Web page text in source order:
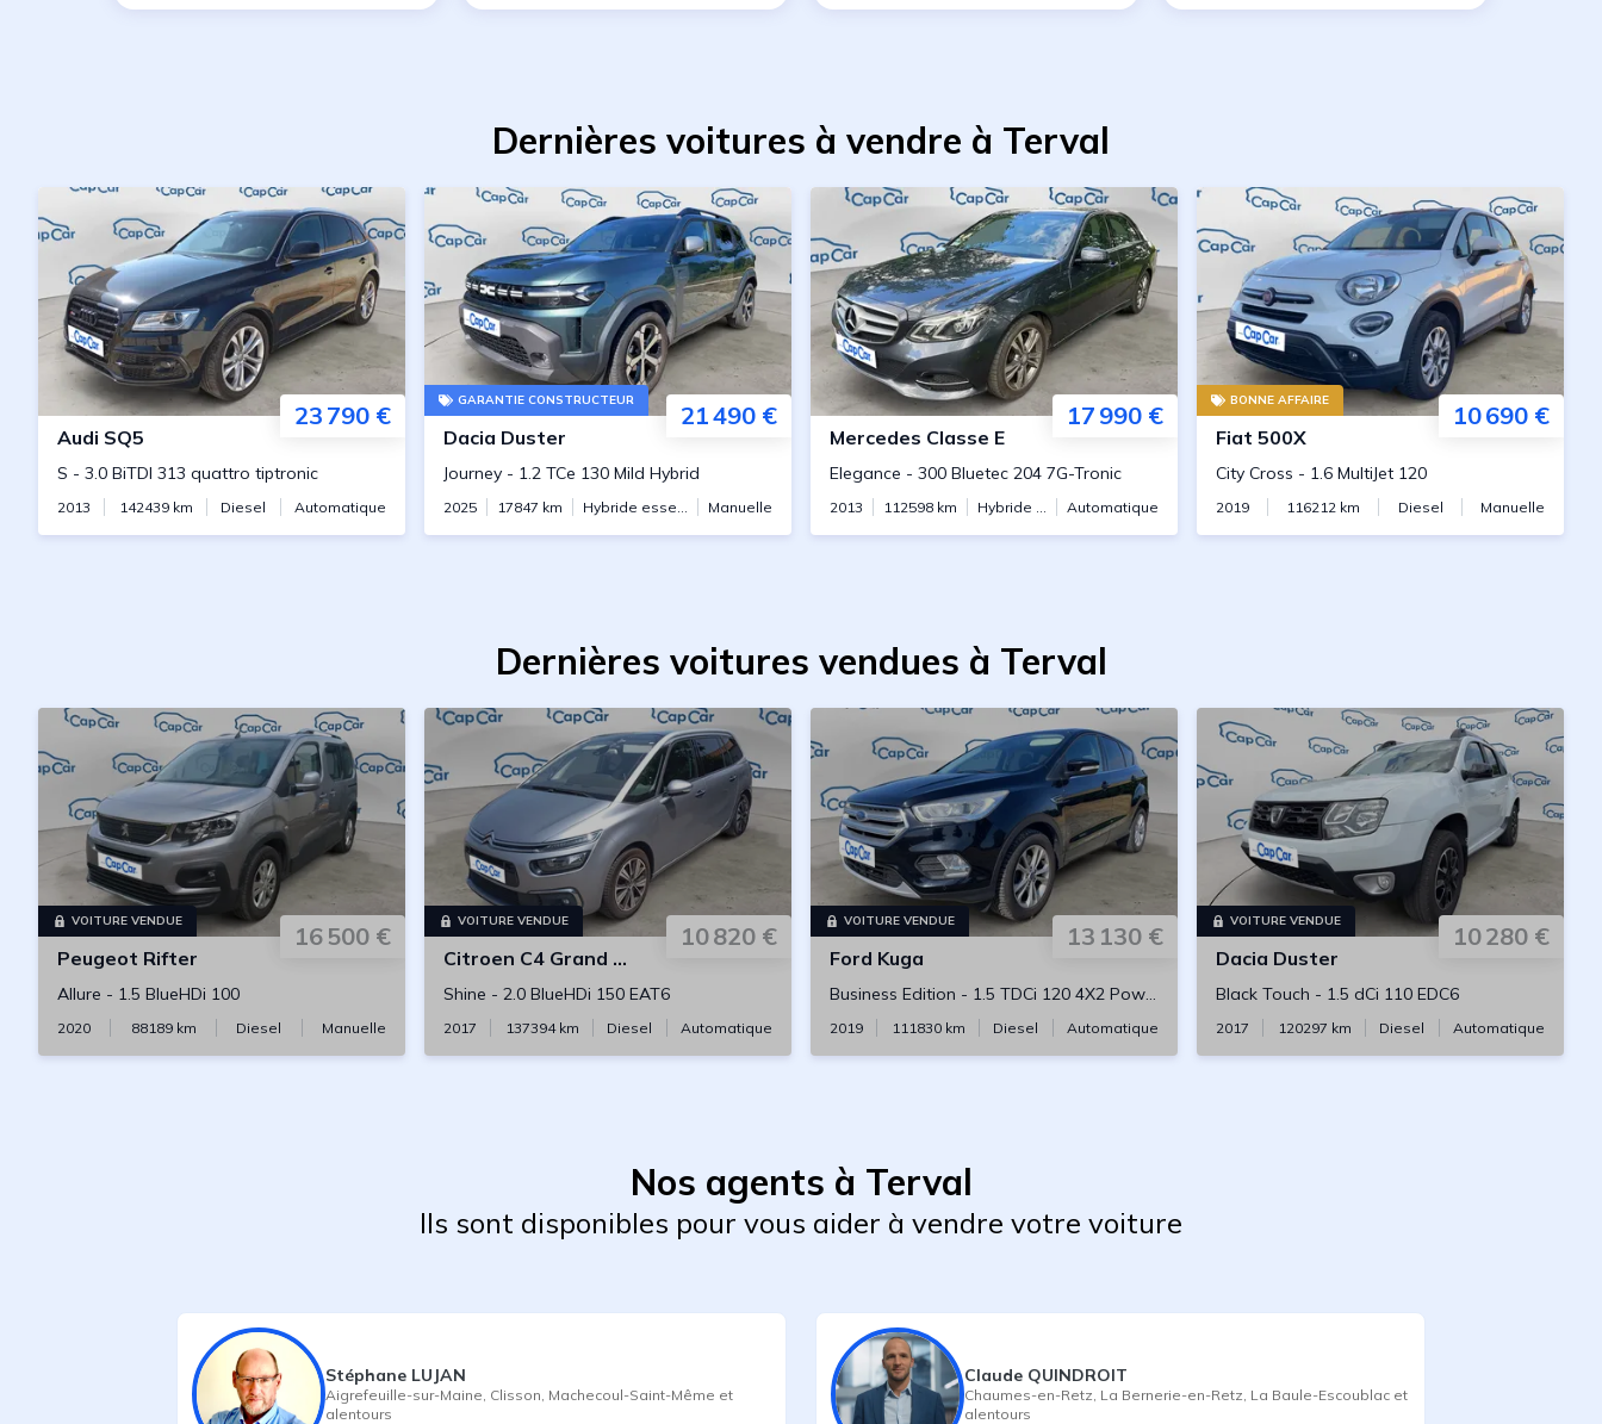
Dernières voitures à vendre à Terval
23 790 €
Audi SQ5
S - 3.0 BiTDI 313 quattro tiptronic
2013 142439km Diesel Automatique
GARANTIE CONSTRUCTEUR
21 490 €
Dacia Duster
Journey - 1.2 TCe 130 Mild Hybrid
2025 17847 km Hybride essence Manuelle
17 990 €
Mercedes Classe E
Elegance - 300 Bluetec 204 7G-Tronic
2013 112598 km Hybride diesel Automatique
BONNE AFFAIRE
10 690 €
Fiat 500X
City Cross - 1.6 MultiJet 120
2019 116212 km Diesel Manuelle
Dernières voitures vendues à Terval
VOITURE VENDUE
16 500 €
Peugeot Rifter
Allure - 1.5 BlueHDi 100
2020 88189km Diesel Manuelle
VOITURE VENDUE
10 820 €
Citroen C4 Grand Picasso
Shine - 2.0 BlueHDi 150 EAT6
2017 137394km Diesel Automatique
VOITURE VENDUE
13 130 €
Ford Kuga
Business Edition - 1.5 TDCi 120 4X2 Powerschift
2019 111830km Diesel Automatique
VOITURE VENDUE
10 280 €
Dacia Duster
Black Touch - 1.5 dCi 110 EDC6
2017 120297 km Diesel Automatique
Nos agents à Terval
Ils sont disponibles pour vous aider à vendre votre voiture
Stéphane LUJAN
Aigrefeuille-sur-Maine Clisson Machecoul-Saint-Même et
alentours
Claude QUINDROIT
Chaumes-en-Retz La Bernerie-en-Retz La Baule-Escoublac et
alentours